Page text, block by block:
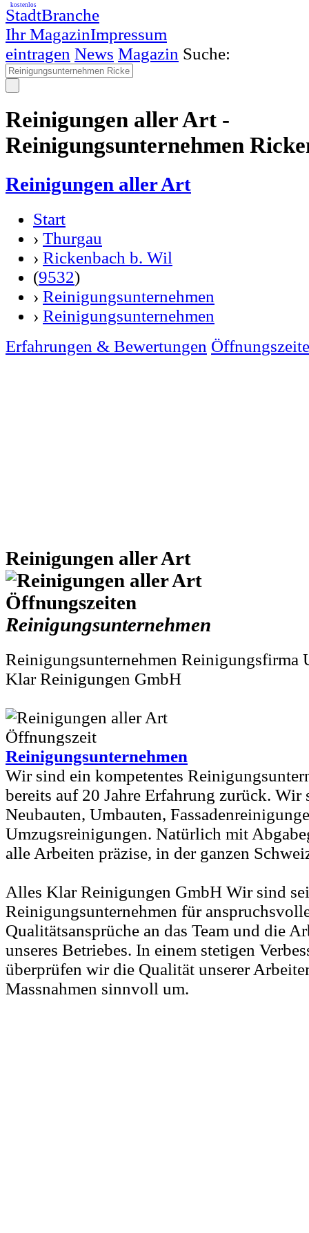
StadtBranche
Ihr MagazinImpressum
kostenlos
eintragen News Magazin Suche:
Reinigungen aller Art -
Reinigungsunternehmen
Reinigungen aller Art
Start
› Thurgau
› Rickenbach b. Wil
(9532)
› Reinigungsunternehmen
› Reinigungsunternehmen
Erfahrungen & Bewertungen
Reinigungen aller Art
Reinigungsunternehmen
Reinigungsunternehmen Reinigungsfirma
Klar Reinigungen GmbH
Reinigungsunternehmen
Wir sind ein kompetentes
bereits auf 20 Jahre Erfahrung zurück. Wir
Neubauten, Umbauten,
Umzugsreinigungen. Natürlich mit
alle Arbeiten präzise, in der ganzen
Alles Klar Reinigungen GmbH Wir sind
Reinigungsunternehmen für
Qualitätsansprüche an das Team und die
unseres Betriebes. In einem stetigen
überprüfen wir die Qualität unserer
Massnahmen sinnvoll um.